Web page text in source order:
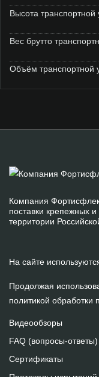
Высота транспортной
Вес брутто
Объём транспортной
Компания
поставки крепежных
территории
На сайте
Продолжая
политикой
Видеообзоры
FAQ (вопросы-ответы)
Сертификаты